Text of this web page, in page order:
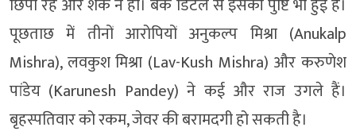
छिपा रहे और शक न हो। बैंक डिटेल से इसकी पुष्टि भी हुई है।
पूछताछ में तीनों आरोपियों अनुकल्प मिश्रा (Anukalp
Mishra), लवकुश मिश्रा (Lav-Kush Mishra) और करुणेश
पांडेय (Karunesh Pandey) ने कई और राज उगले हैं।
बृहस्पतिवार को रकम, जेवर की बरामदगी हो सकती है।